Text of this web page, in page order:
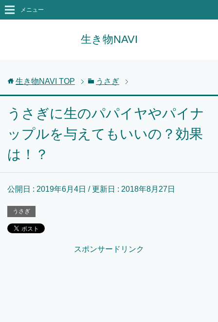
生き物NAVI
メニュー
生き物NAVI TOP うさぎ
うさぎに生のパパイヤやパイナ
ップルを与えてもいいの？効果
は！？
公開日 : 2019年6月4日 / 更新日 : 2018年8月27日
うさぎ
スポンサードリンク